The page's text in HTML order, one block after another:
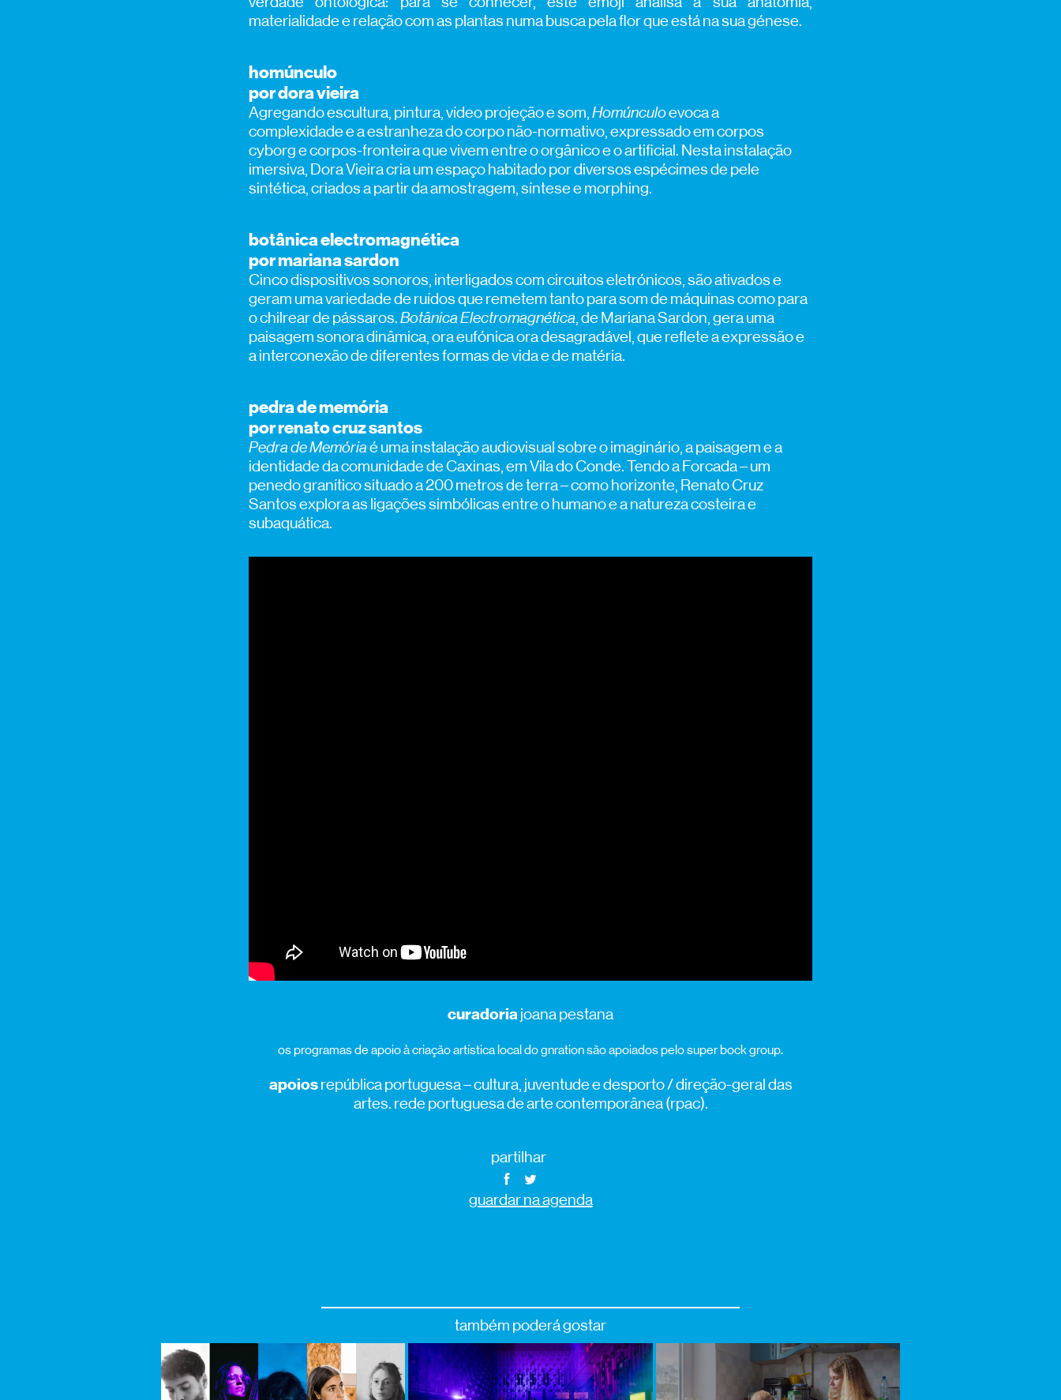
materialidade e relação com as plantas numa busca pela flor que está na sua génese.
homúnculo
por dora vieira
Agregando escultura, pintura, vídeo projeção e som,Homúnculoevoca a
complexidade e a estranheza do corpo não-normativo, expressado em corpos
cyborg e corpos-fronteira que vivem entre o orgânico e o artificial. Nesta instalação
imersiva, Dora Vieira cria um espaço habitado por diversos espécimes de pele
sintética, criados a partir da amostragem, síntese e morphing.
botânica electromagnética
por mariana sardon
Cinco dispositivos sonoros, interligados com circuitos eletrónicos, são ativados e
geram uma variedade de ruídos que remetem tanto para som de máquinas como para
o chilrear de pássaros.Botânica Electromagnética, de Mariana Sardon, gera uma
paisagem sonora dinâmica, ora eufónica ora desagradável, que reflete a expressão e
a interconexão de diferentes formas de vida e de matéria.
pedra de memória
por renato cruz santos
Pedra de Memóriaé uma instalação audiovisual sobre o imaginário, a paisagem e a
identidade da comunidade de Caxinas, em Vila do Conde. Tendo a Forcada – um
penedo granítico situado a 200 metros de terra – como horizonte, Renato Cruz
Santos explora as ligações simbólicas entre o humano e a natureza costeira e
subaquática.
curadoria joana pestana
os programas de apoio à criação artística local do gnration são apoiados pelo super bock group.
apoiosrepública portuguesa – cultura, juventude e desporto / direção-geral das
artes. rede portuguesa de arte contemporânea (rpac).
partilhar
guardar na agenda
também poderá gostar